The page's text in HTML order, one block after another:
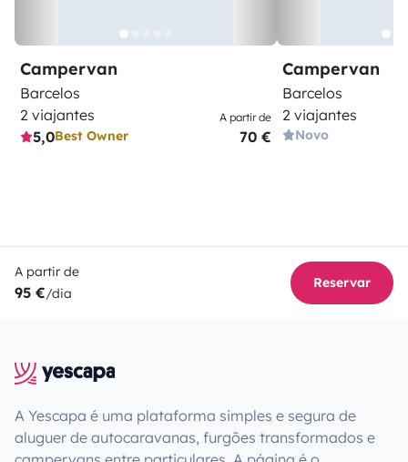
Campervan
Barcelos
2 viajantes
5,0Best Owner
A partir de
70 €
Campervan
Barcelos
2 viajantes
Novo
A partir de
95 €/dia
Reservar
A Yescapa é uma plataforma simples e segura de
aluguer de autocaravanas, furgões transformados e